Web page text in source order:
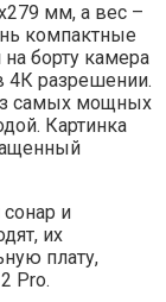
мм, а вес –
компактные
борту камера
4К разрешении.
самых мощных
Картинка
и
их
плату,
Pro.